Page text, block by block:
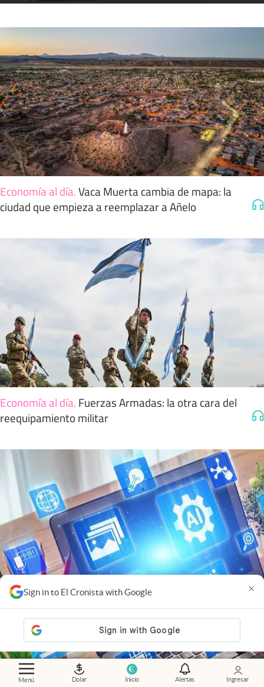
Menú Dolar Inicio Alertas Ingresar
Sign in to El Cronista with Google ×
Economía al día.Vaca Muerta cambia de mapa: la
ciudad que empieza a reemplazar a Añelo
Economía al día. Fuerzas Armadas: la otra cara del
reequipamiento militar